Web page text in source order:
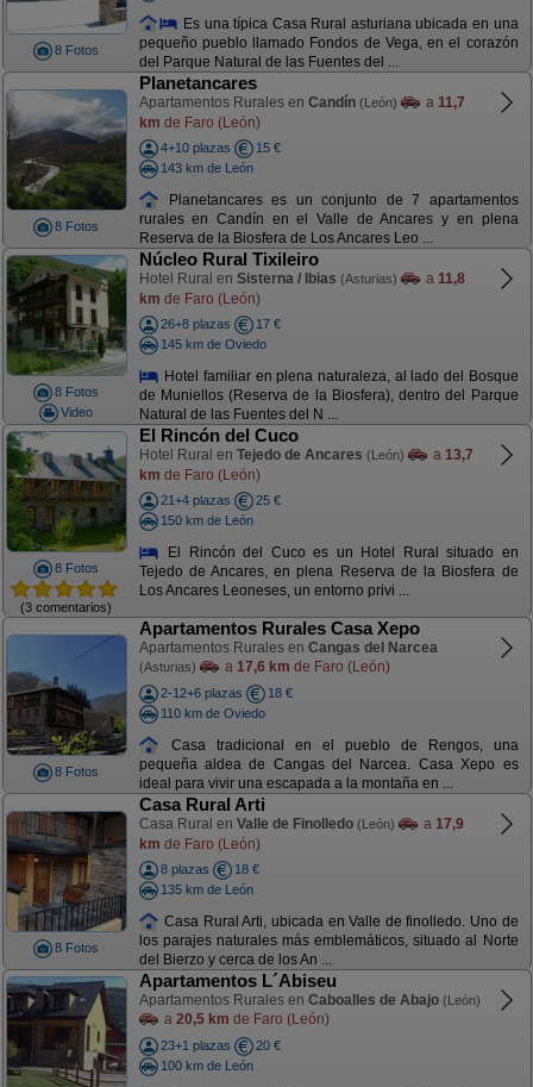
8 Fotos
Es una típica Casa Rural asturiana ubicada en una
pequeño pueblo llamado Fondos de Vega, en el corazón
del Parque Natural de las Fuentes del ...
8 Fotos
Planetancares
Apartamentos Rurales en Candín (León) a 11,7
km de Faro (León)
4+10 plazas
15 €
143 km de León
Planetancares es un conjunto de 7 apartamentos
rurales en Candín en el Valle de Ancares y en plena
Reserva de la Biosfera de Los Ancares Leo ...
8 Fotos
Video
Núcleo Rural Tixileiro
Hotel Rural en Sisterna / Ibias (Asturias) a 11,8
km de Faro (León)
26+8 plazas
17 €
145 km de Oviedo
Hotel familiar en plena naturaleza, al lado del Bosque
de Muniellos (Reserva de la Biosfera), dentro del Parque
Natural de las Fuentes del N ...
8 Fotos
(3 comentarios)
El Rincón del Cuco
Hotel Rural en Tejedo de Ancares (León) a 13,7
km de Faro (León)
21+4 plazas
25 €
150 km de León
El Rincón del Cuco es un Hotel Rural situado en
Tejedo de Ancares, en plena Reserva de la Biosfera de
Los Ancares Leoneses, un entorno privi ...
8 Fotos
Apartamentos Rurales Casa Xepo
Apartamentos Rurales en Cangas del Narcea
(Asturias) a 17,6 km de Faro (León)
2-12+6 plazas
18 €
110 km de Oviedo
Casa tradicional en el pueblo de Rengos, una
pequeña aldea de Cangas del Narcea. Casa Xepo es
ideal para vivir una escapada a la montaña en ...
8 Fotos
Casa Rural Arti
Casa Rural en Valle de Finolledo (León) a 17,9
km de Faro (León)
8 plazas
18 €
135 km de León
Casa Rural Arti, ubicada en Valle de finolledo. Uno de
los parajes naturales más emblemáticos, situado al Norte
del Bierzo y cerca de los An ...
Apartamentos L´Abiseu
Apartamentos Rurales en Caboalles de Abajo (León)
a 20,5 km de Faro (León)
23+1 plazas
20 €
100 km de León